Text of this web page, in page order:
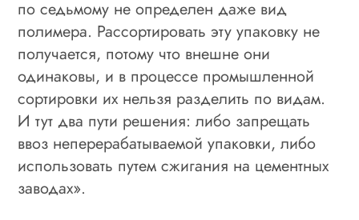
по седьмому не определен даже вид
полимера. Рассортировать эту упаковку не
получается, потому что внешне они
одинаковы, и в процессе промышленной
сортировки их нельзя разделить по видам.
И тут два пути решения: либо запрещать
ввоз неперерабатываемой упаковки, либо
использовать путем сжигания на цементных
заводах».